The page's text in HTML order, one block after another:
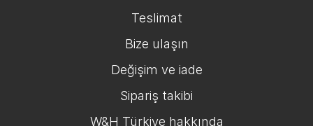
Teslimat
Bize ulaşın
Değişim ve iade
Sipariş takibi
W&H Türkiye hakkında